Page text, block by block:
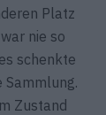
Platz
nie so
schenkte
Zustand